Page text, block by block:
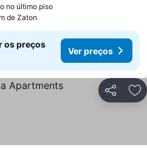
no último pisoVer preços
de Zaton
os preços
Ver preços
Partilhar